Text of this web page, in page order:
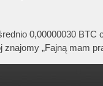
0,00000030
„Fajną mam